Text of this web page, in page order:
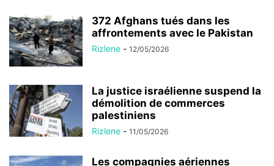
372 Afghans tués dans les
affrontements avec le Pakistan
Rizlene - 12/05/2026
La justice israélienne suspend la
démolition de commerces
palestiniens
Rizlene - 11/05/2026
Les compagnies aériennes